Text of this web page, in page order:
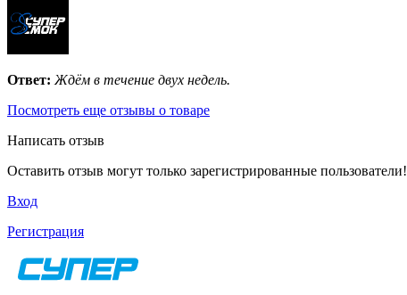
Ответ: Ждём в течение двух недель.
Посмотреть еще отзывы о товаре
Написать отзыв
Оставить отзыв могут только зарегистрированные пользователи!
Вход
Регистрация